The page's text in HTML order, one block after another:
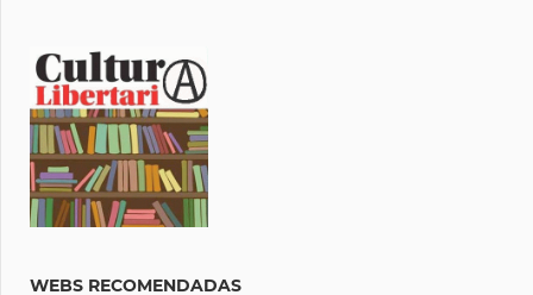
WEBS RECOMENDADAS